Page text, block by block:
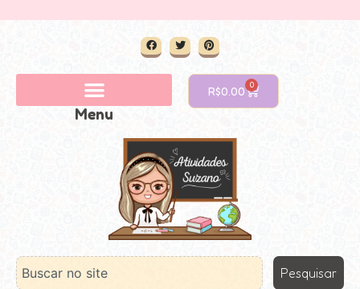
Menu
R$0.00 0
Pesquisar